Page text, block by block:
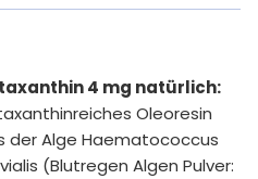
4 mg natürlich:
Oleoresin
der Alge Haematococcus
(Blutregen Algen Pulver: